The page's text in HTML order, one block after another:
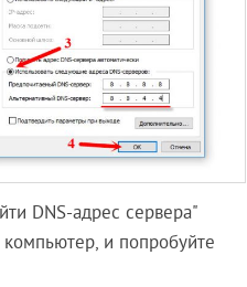
DNS-адрес сервера"
компьютер, и попробуйте